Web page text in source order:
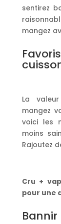
sentirez
mangez
La
mangez
voici les
moins
Rajoutez
Cru +
pour une